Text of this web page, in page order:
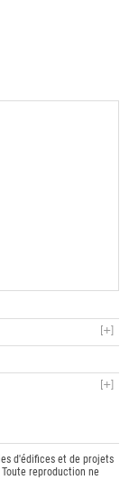
d'édifices et de projets
reproduction ne